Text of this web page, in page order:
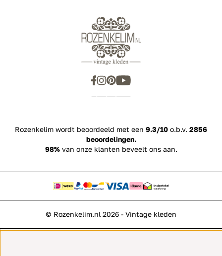
Rozenkelim wordt beoordeeld met een 9.3/10 o.b.v. 2856
beoordelingen.
98%van onze klanten beveelt ons aan.
© Rozenkelim.nl 2026 - Vintage kleden